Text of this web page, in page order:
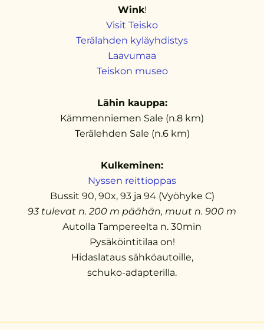
Wink!
Visit Teisko
Terälahden kyläyhdistys
Laavumaa
Teiskon museo
Lähin kauppa:
Kämmenniemen Sale (n.8 km)
Terälehden Sale (n.6 km)
Kulkeminen:
Nyssen reittioppas
Bussit 90, 90x, 93 ja 94 (Vyöhyke C)
93 tulevat n. 200 m päähän, muut n. 900 m
Autolla Tampereelta n. 30min
Pysäköintitilaa on!
Hidaslataus sähköautoille,
schuko-adapterilla.